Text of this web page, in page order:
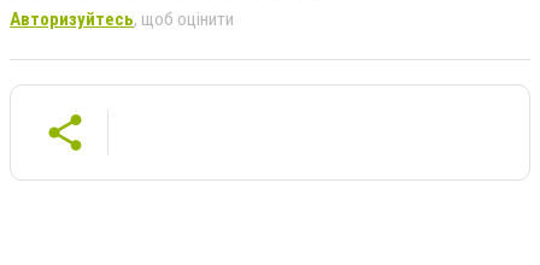
Авторизуйтесь, щоб оцінити